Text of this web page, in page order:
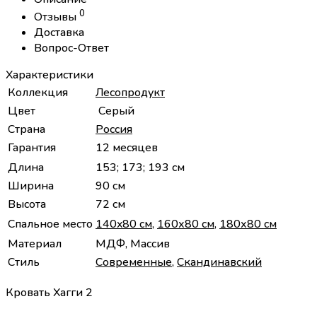
Отзывы 0
Доставка
Вопрос-Ответ
Характеристики
Коллекция
Лесопродукт
Цвет
Серый
Страна
Россия
Гарантия
12 месяцев
Длина
153; 173; 193 см
Ширина
90 см
Высота
72 см
Спальное место 140x80 см, 160х80 см, 180х80 см
Материал
МДФ, Массив
Стиль
Современные,Скандинавский
Кровать Хагги 2